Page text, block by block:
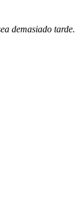
demasiado tarde.